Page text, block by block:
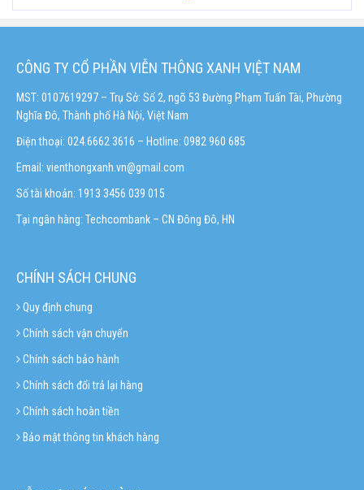
CÔNG TY CỔ PHẦN VIỄN THÔNG XANH VIỆT NAM
MST: 0107619297 – Trụ Sở: Số 2, ngõ 53 Đường Phạm Tuấn Tài, Phường
Nghĩa Đô, Thành phố Hà Nội, Việt Nam
Điện thoại: 024.6662 3616 – Hotline: 0982 960 685
Email: vienthongxanh.vn@gmail.com
Số tài khoản: 1913 3456 039 015
Tại ngân hàng: Techcombank – CN Đông Đô, HN
CHÍNH SÁCH CHUNG
Quy định chung
Chính sách vận chuyển
Chính sách bảo hành
Chính sách đổi trả lại hàng
Chính sách hoàn tiền
Bảo mật thông tin khách hàng